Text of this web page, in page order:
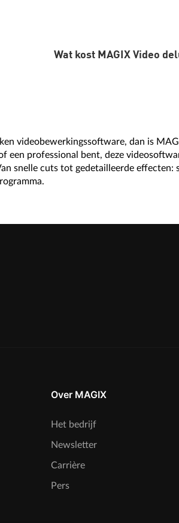
MAGIX Video deluxe
Wat kost MAGIX Video
videobewerkingssoftware, dan is
een professional bent, deze
snelle cuts tot gedetailleerde effecten:
Over MAGIX
Het bedrijf
Newsletter
Carrière
Pers